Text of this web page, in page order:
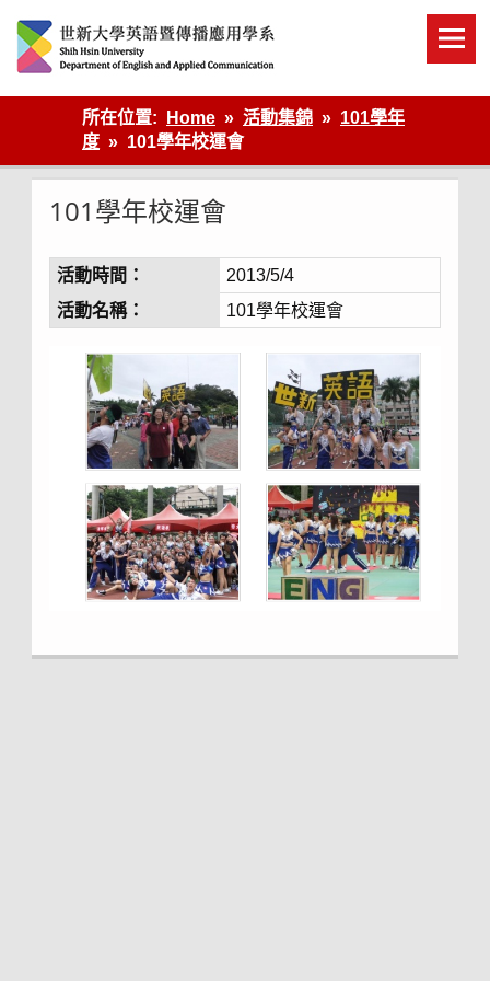
content
英語傳播
所在位置:
Home 活動集錦
101學年
度
101學年校運會
101學年校運會
活動時間：
2013/5/4
活動名稱：
101學年校運會